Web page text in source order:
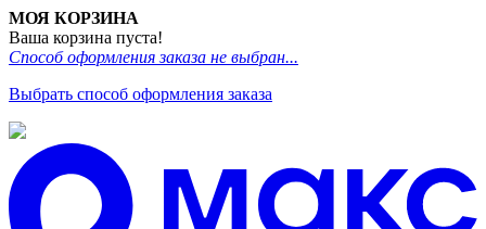
МОЯ КОРЗИНА
Ваша корзина пуста!
Способ оформления заказа не выбран...
Выбрать способ оформления заказа